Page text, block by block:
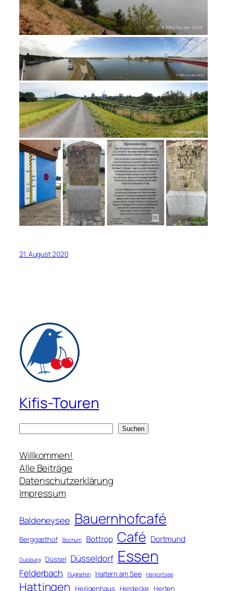
21. August 2020
Kifis-Touren
c
h
e
n
Suchen
Willkommen!
Alle Beiträge
Datenschutzerklärung
Impressum
Baldeneysee Bauernhofcafé
Berggasthof Bochum Bottrop Café Dortmund
Duisburg Düssel Düsseldorf Essen
Felderbach Flughafen Haltern am See Harkortsee
Hattingen Heiligenhaus Herdecke Herten